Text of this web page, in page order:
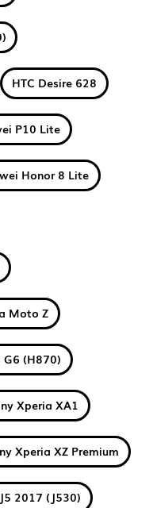
HTC Desire 628
P10 Lite
Honor 8 Lite
Moto Z
G6 (H870)
Xperia XA1
Xperia XZ Premium
2017 (J530)